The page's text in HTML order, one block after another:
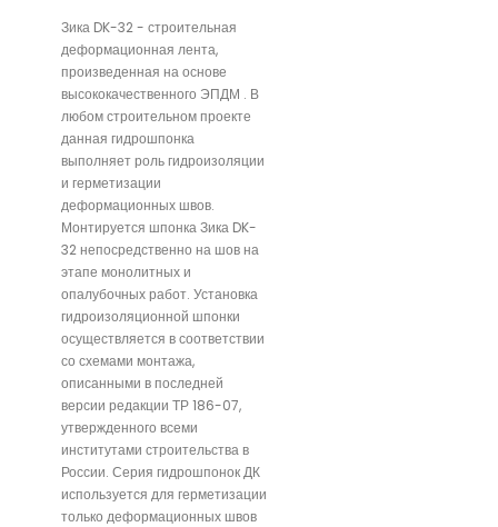
Зика DK-32 - строительная
деформационная лента,
произведенная на основе
высококачественного ЭПДМ . В
любом строительном проекте
данная гидрошпонка
выполняет роль гидроизоляции
и герметизации
деформационных швов.
Монтируется шпонка Зика DK-
32 непосредственно на шов на
этапе монолитных и
опалубочных работ. Установка
гидроизоляционной шпонки
осуществляется в соответствии
со схемами монтажа,
описанными в последней
версии редакции ТР 186-07,
утвержденного всеми
институтами строительства в
России. Серия гидрошпонок ДК
используется для герметизации
только деформационных швов